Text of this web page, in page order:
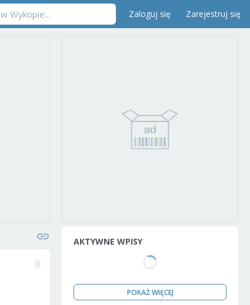
Zaloguj się Zarejestruj się
AKTYWNE WPISY
POKAŻ WIĘCEJ